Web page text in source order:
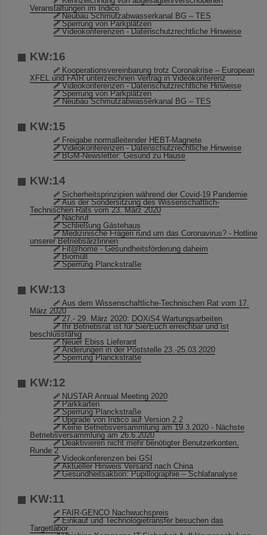
Veranstaltungen im Indico
Neubau Schmutzabwasserkanal BG – TES
Sperrung von Parkplätzen
Videokonferenzen - Datenschutzrechtliche Hinweise
KW:16
Kooperationsvereinbarung trotz Coronakrise – European
XFEL und FAIR unterzeichnen Vertrag in Videokonferenz
Videokonferenzen - Datenschutzrechtliche Hinweise
Sperrung von Parkplätzen
Neubau Schmutzabwasserkanal BG – TES
KW:15
Freigabe normalleitender HEBT-Magnete
Videokonferenzen - Datenschutzrechtliche Hinweise
BGM-Newsletter: Gesund zu Hause
KW:14
Sicherheitsprinzipien während der Covid-19 Pandemie
Aus der Sondersitzung des Wissenschaftlich-
Technischen Rats vom 23. März 2020
Nachruf
Schließung Gästehaus
Medizinische Fragen rund um das Coronavirus? - Hotline
unserer Betriebsärztinnen
Fit@home - Gesundheitsförderung daheim
Biomüll
Sperrung Planckstraße
KW:13
Aus dem Wissenschaftliche-Technischen Rat vom 17.
März 2020
27.- 29. März 2020: DOXiS4 Wartungsarbeiten
Ihr Betriebsrat ist für Sie/Euch erreichbar und ist
beschlussfähig
Neuer Ebiss Lieferant
Änderungen in der Poststelle 23.-25.03.2020
Sperrung Planckstraße
KW:12
NUSTAR Annual Meeting 2020
Parkkarten
Sperrung Planckstraße
Upgrade von Indico auf Version 2.2
Keine Betriebsversammlung am 19.3.2020 - Nächste
Betriebsversammlung am 26.6.2020
Deaktivieren nicht mehr benötigter Benutzerkonten,
Runde 2
Videokonferenzen bei GSI
Aktueller Hinweis Versand nach China
Gesundheitsaktion: Pupillographie – Schlafanalyse
KW:11
FAIR-GENCO Nachwuchspreis
Einkauf und Technologietransfer besuchen das
Targetlabor